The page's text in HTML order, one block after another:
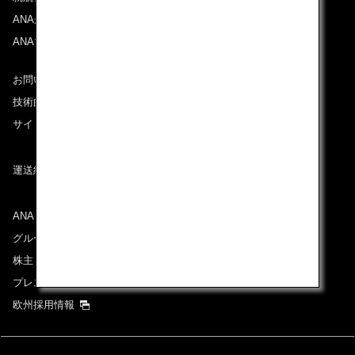
ANAがお約束する体験
ANAマイレージクラブ
お問い合わせ
技術的なお問い合わせ（推奨環境）
サイトマップ
運送約款
ANAグループについて
グループ企業一覧
株主・投資家情報
プレスリリース
欧州採用情報